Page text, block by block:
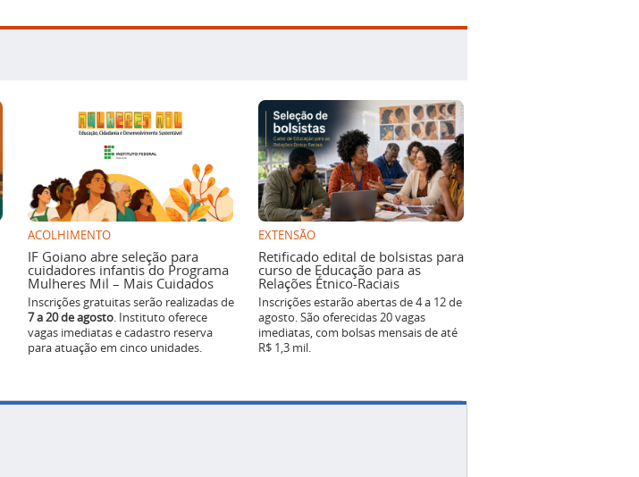
ACOLHIMENTO
IF Goiano abre seleção para
cuidadores infantis do Programa
Mulheres Mil – Mais Cuidados
Inscrições gratuitas serão realizadas de
7 a 20 de agosto. Instituto oferece
vagas imediatas e cadastro reserva
para atuação em cinco unidades.
EXTENSÃO
Retificado edital de bolsistas para
curso de Educação para as
Relações Étnico-Raciais
Inscrições estarão abertas de 4 a 12 de
agosto. São oferecidas 20 vagas
imediatas, com bolsas mensais de até
R$ 1,3 mil.